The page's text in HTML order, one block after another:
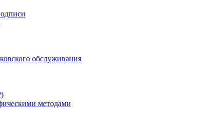
обслуживания
методами